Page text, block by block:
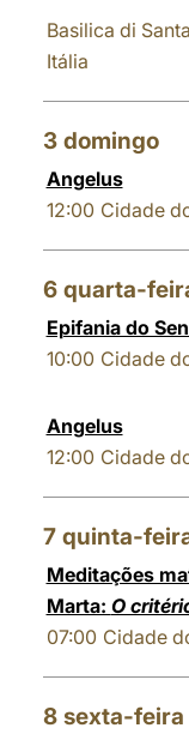
Basilica di
Itália
3 domingo
Angelus
12:00 Cidade
6 quarta-
Epifania do
10:00 Cidade
Angelus
12:00 Cidade
7 quinta-
Meditações
Marta: O
07:00 Cidade
8 sexta-feira